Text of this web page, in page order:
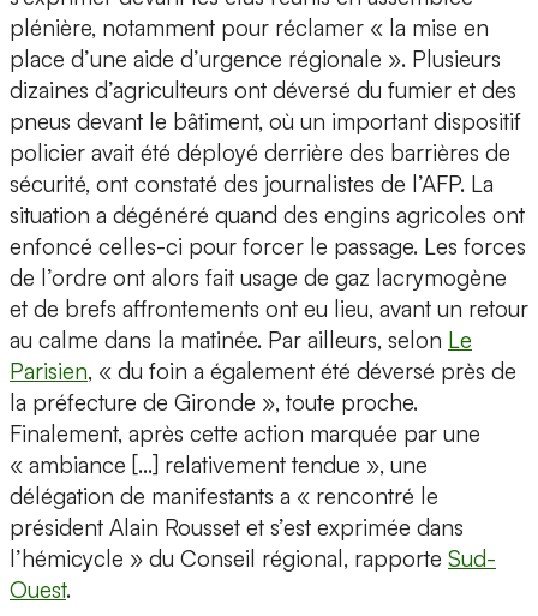
plénière, notamment pour réclamer « la mise en
place d’une aide d’urgence régionale ». Plusieurs
dizaines d’agriculteurs ont déversé du fumier et des
pneus devant le bâtiment, où un important dispositif
policier avait été déployé derrière des barrières de
sécurité, ont constaté des journalistes de l’AFP. La
situation a dégénéré quand des engins agricoles ont
enfoncé celles-ci pour forcer le passage. Les forces
de l’ordre ont alors fait usage de gaz lacrymogène
et de brefs affrontements ont eu lieu, avant un retour
au calme dans la matinée. Par ailleurs, selon Le
Parisien, « du foin a également été déversé près de
la préfecture de Gironde », toute proche.
Finalement, après cette action marquée par une
« ambiance […] relativement tendue », une
délégation de manifestants a « rencontré le
président Alain Rousset et s’est exprimée dans
l’hémicycle » du Conseil régional, rapporte Sud-
Ouest.